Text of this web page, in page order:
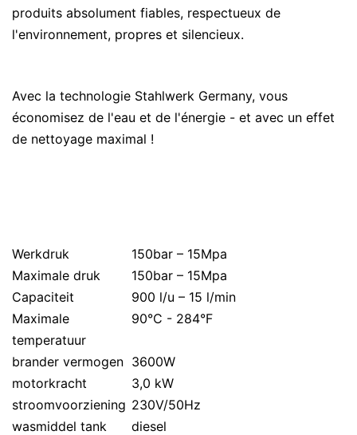
produits absolument fiables, respectueux de
l'environnement, propres et silencieux.
Avec la technologie Stahlwerk Germany, vous
économisez de l'eau et de l'énergie - et avec un effet
de nettoyage maximal !
Werkdruk
150bar – 15Mpa
Maximale druk
150bar – 15Mpa
Capaciteit
900 l/u – 15 l/min
Maximale
temperatuur
90°C - 284°F
brander vermogen 3600W
motorkracht
3,0 kW
stroomvoorziening 230V/50Hz
wasmiddel tank
diesel